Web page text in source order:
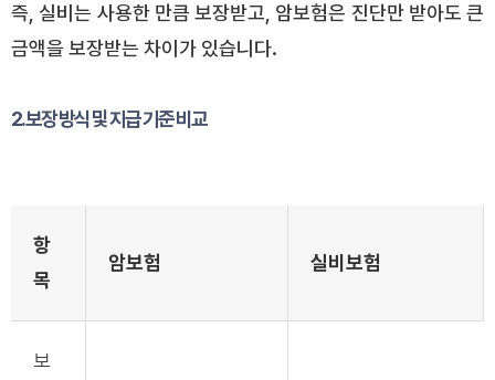
즉, 실비는 사용한 만큼 보장받고, 암보험은 진단만 받아도 큰
금액을 보장받는 차이가 있습니다.
2. 보장 방식 및 지급 기준 비교
항
목
암보험 실비보험
보